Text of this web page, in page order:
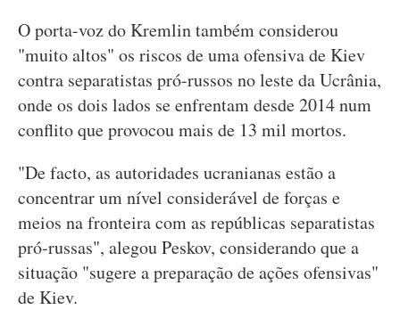
O porta-voz do Kremlin também considerou
"muito altos" os riscos de uma ofensiva de Kiev
contra separatistas pró-russos no leste da Ucrânia,
onde os dois lados se enfrentam desde 2014 num
conflito que provocou mais de 13 mil mortos.
"De facto, as autoridades ucranianas estão a
concentrar um nível considerável de forças e
meios na fronteira com as repúblicas separatistas
pró-russas", alegou Peskov, considerando que a
situação "sugere a preparação de ações ofensivas"
de Kiev.